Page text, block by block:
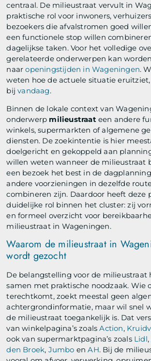
centraal. De milieustraat vervult in
praktische rol voor inwoners,
bezoekers die afvalstromen goed
een functionele stop willen
dagelijkse taken. Voor het volledige
gerelateerde onderwerpen kan
naaropeningstijden in Wageningen.
weten hoe de actuele situatie
bijvandaag.
Binnen de lokale context van
onderwerp milieustraateen andere
winkels, supermarkten of algemene
diensten. De zoekintentie is hier
doelgericht en gekoppeld aan
willen weten wanneer de milieustraat
een bezoek het best in de
andere voorzieningen in dezelfde
combineren zijn. Daardoor heeft deze
duidelijke rol binnen het cluster: zij
en formeel overzicht voor
milieustraat in Wageningen.
Waarom de milieustraat in
wordt gezocht
De belangstelling voor de milieustraat
samen met praktische noodzaak. Wie
terechtkomt, zoekt meestal geen
achtergrondinformatie, maar wil snel
de milieustraat toegankelijk is. Dat
van winkelpagina’s zoalsAction,
ook van supermarktpagina’s zoals Lidl,
den Broek, Jumbo enAH. Bij de